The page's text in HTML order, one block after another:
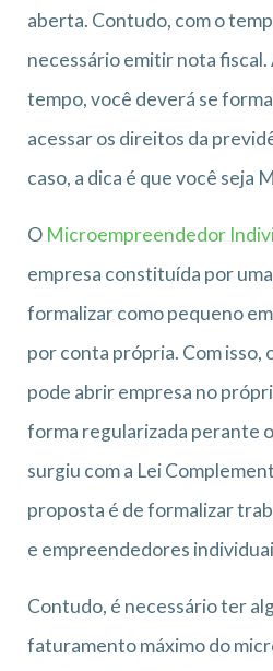
aberta. Contudo, com o
necessário emitir nota fiscal.
tempo, você deverá se
acessar os direitos da
caso, a dica é que você seja
O Microempreendedor
empresa constituída por
formalizar como pequeno
por conta própria. Com isso,
pode abrir empresa no
forma regularizada perante
surgiu com a Lei
proposta é de formalizar
e empreendedores
Contudo, é necessário ter
faturamento máximo do